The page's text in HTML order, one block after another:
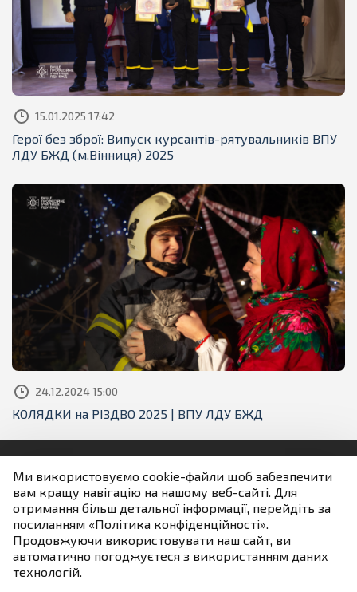
15.01.2025 17:42
Герої без зброї: Випуск курсантів-рятувальників ВПУ
ЛДУ БЖД (м.Вінниця) 2025
24.12.2024 15:00
КОЛЯДКИ на РІЗДВО 2025 | ВПУ ЛДУ БЖД
Ми використовуємо cookie-файли щоб забезпечити
вам кращу навігацію на нашому веб-сайті. Для
отримання більш детальної інформації, перейдіть за
посиланням «Політика конфіденційності».
Продовжуючи використовувати наш сайт, ви
автоматично погоджуєтеся з використанням даних
технологій.
Якщо не зазначено інше всі матеріали розміщені на
умовах ліцензії
Людям із порушенням зору